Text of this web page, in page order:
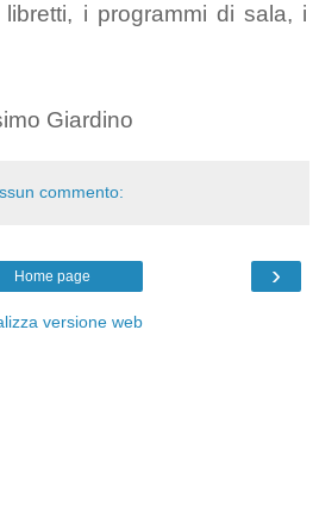
i programmi di sala, i
Giardino
commento:
›
Home page
versione web